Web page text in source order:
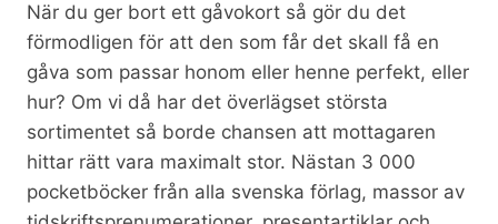
När du ger bort ett gåvokort så gör du det
förmodligen för att den som får det skall få en
gåva som passar honom eller henne perfekt, eller
hur? Om vi då har det överlägset största
sortimentet så borde chansen att mottagaren
hittar rätt vara maximalt stor. Nästan 3 000
pocketböcker från alla svenska förlag, massor av